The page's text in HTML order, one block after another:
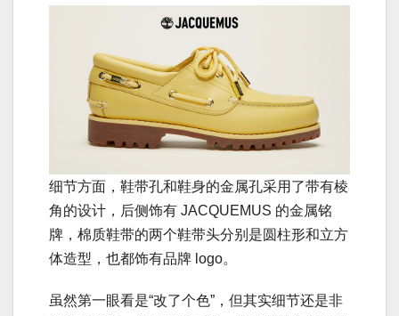
细节方面，鞋带孔和鞋身的金属孔采用了带有棱
角的设计，后侧饰有 JACQUEMUS 的金属铭
牌，棉质鞋带的两个鞋带头分别是圆柱形和立方
体造型，也都饰有品牌 logo。
虽然第一眼看是“改了个色”，但其实细节还是非